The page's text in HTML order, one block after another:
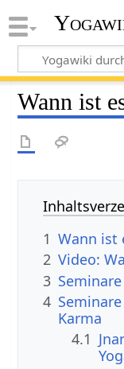
Wann ist
1 Wann ist
2 Video:
3 Seminare
4
Karma
4.1